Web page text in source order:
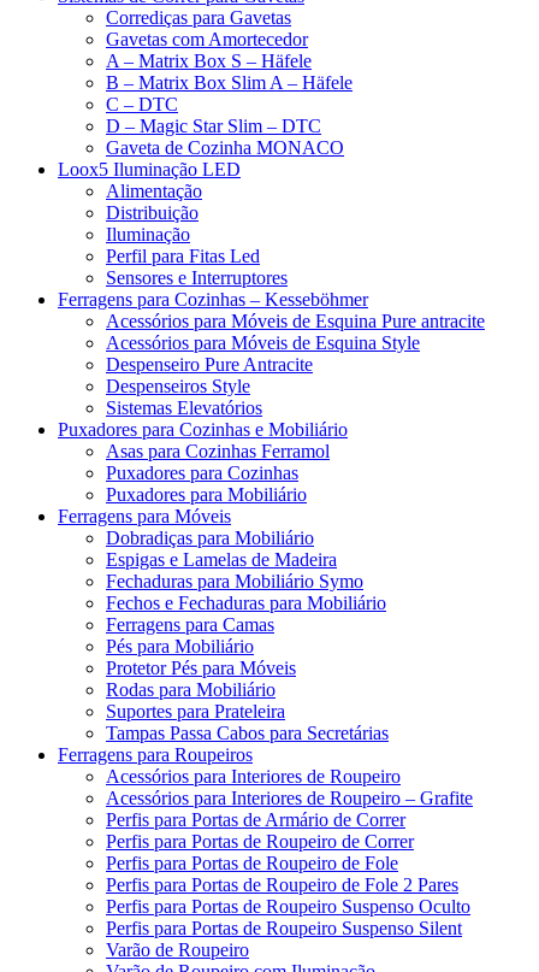
Corrediças para Gavetas
Gavetas com Amortecedor
A – Matrix Box S – Häfele
B – Matrix Box Slim A – Häfele
C – DTC
D – Magic Star Slim – DTC
Gaveta de Cozinha MONACO
Loox5 Iluminação LED
Alimentação
Distribuição
Iluminação
Perfil para Fitas Led
Sensores e Interruptores
Ferragens para Cozinhas – Kesseböhmer
Acessórios para Móveis de Esquina Pure antracite
Acessórios para Móveis de Esquina Style
Despenseiro Pure Antracite
Despenseiros Style
Sistemas Elevatórios
Puxadores para Cozinhas e Mobiliário
Asas para Cozinhas Ferramol
Puxadores para Cozinhas
Puxadores para Mobiliário
Ferragens para Móveis
Dobradiças para Mobiliário
Espigas e Lamelas de Madeira
Fechaduras para Mobiliário Symo
Fechos e Fechaduras para Mobiliário
Ferragens para Camas
Pés para Mobiliário
Protetor Pés para Móveis
Rodas para Mobiliário
Suportes para Prateleira
Tampas Passa Cabos para Secretárias
Ferragens para Roupeiros
Acessórios para Interiores de Roupeiro
Acessórios para Interiores de Roupeiro – Grafite
Perfis para Portas de Armário de Correr
Perfis para Portas de Roupeiro de Correr
Perfis para Portas de Roupeiro de Fole
Perfis para Portas de Roupeiro de Fole 2 Pares
Perfis para Portas de Roupeiro Suspenso Oculto
Perfis para Portas de Roupeiro Suspenso Silent
Varão de Roupeiro